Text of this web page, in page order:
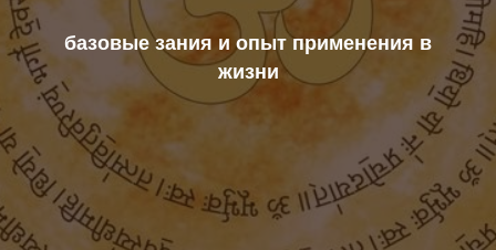
базовые зания и опыт применения в
жизни